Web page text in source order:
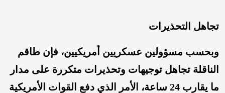
تجاهل التحذيرات
وبحسب مسؤولين عسكريين أمريكيين، فإن طاقم
الناقلة تجاهل توجيهات وتحذيرات متكررة على مدار
ما يقارب 24 ساعة، الأمر الذي دفع القوات الأمريكية